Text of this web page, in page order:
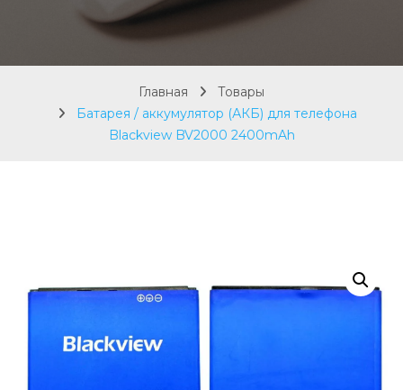
Главная
Товары
Батарея / аккумулятор (АКБ) для телефона
Blackview BV2000 2400mAh